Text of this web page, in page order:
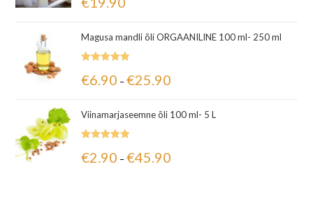
5.00 / 5
Magusa mandli õli ORGAANILINE 100 ml- 250 ml
5.00/ 5
€6.90 – €25.90
Viinamarjaseemne õli 100 ml- 5 L
5.00 / 5
€2.90 – €45.90